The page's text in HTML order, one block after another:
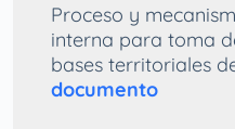
Proceso y
interna para toma
bases territoriales
documento